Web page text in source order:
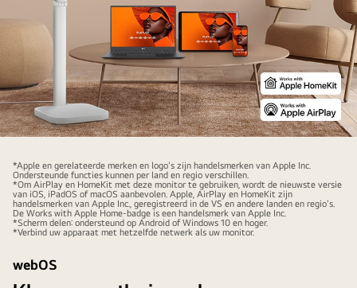
scherm
wordt
gedeeld
LG
*Apple en gerelateerde merken en logo's zijn handelsmerken van Apple Inc.
Ondersteunde functies kunnen per land en regio verschillen.
*Om AirPlay en HomeKit met deze monitor te gebruiken, wordt de nieuwste versie
van iOS, iPadOS of macOS aanbevolen. Apple, AirPlay en HomeKit zijn
handelsmerken van Apple Inc., geregistreerd in de VS en andere landen en regio's.
De Works with Apple Home-badge is een handelsmerk van Apple Inc.
*Scherm delen: ondersteund op Android of Windows 10 en hoger.
*Verbind uw apparaat met hetzelfde netwerk als uw monitor.
webOS